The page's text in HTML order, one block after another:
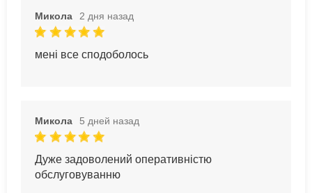
Микола 2 дня назад
мені все сподоболось
Микола 5 дней назад
Дуже задоволений оперативністю
обслуговуванню